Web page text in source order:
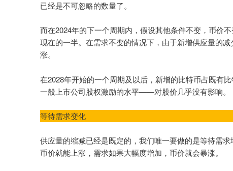
已经是不可忽略的数量了。
而在2024年的下一个周期内，假设其他条件不变，币价
现在的一半。在需求不变的情况下，由于新增供应量的
涨。
在2028年开始的一个周期及以后，新增的比特币占既有
一般上市公司股权激励的水平——对股价几乎没有影响。
等待需求变化
供应量的缩减已经是既定的，我们唯一要做的是等待需
币价就能上涨，需求如果大幅度增加，币价就会暴涨。